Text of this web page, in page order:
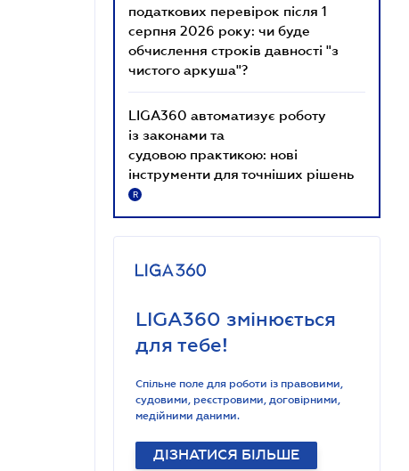
податкових перевірок після 1
серпня 2026 року: чи буде
обчислення строків давності "з
чистого аркуша"?
LIGA360 автоматизує роботу
із законами та
судовою практикою: нові
інструменти для точніших рішень
R
LIGA360 змінюється
для тебе!
Спільне поле для роботи із правовими,
судовими, реєстровими, договірними,
медійними даними.
ДІЗНАТИСЯ БІЛЬШЕ